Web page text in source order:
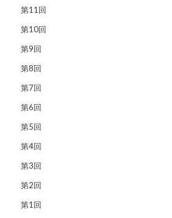
第11回
第10回
第9回
第8回
第7回
第6回
第5回
第4回
第3回
第2回
第1回